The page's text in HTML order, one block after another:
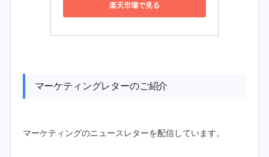
楽天市場で見る
マーケティングレターのご紹介
マーケティングのニュースレターを配信しています。